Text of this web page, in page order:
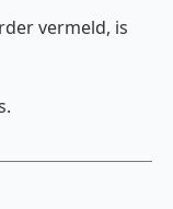
vermeld, is